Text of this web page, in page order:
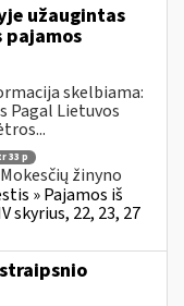
užaugintas
skelbiama:
Pagal Lietuvos
33 p
Mokesčių žinyno
» Pajamos iš
skyrius, 22, 23, 27